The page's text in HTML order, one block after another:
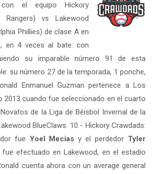
el equipo Hickory
Rangers) vs Lakewood
Phillies) de clase A en
en 4 veces al bate: con
su imparable número 91 de esta
su número 27 de la temporada, 1 ponche,
Enmanuel Guzman pertenece a Los
2013 cuando fue seleccionado en el cuarto
de la Liga de Béisbol Invernal de la
BlueClaws: 10 - Hickory Crawdads:
fue Yoel Mecias y el perdedor Tyler
fue efectuado en Lakewood, en el estadio
cuenta ahora con un average general